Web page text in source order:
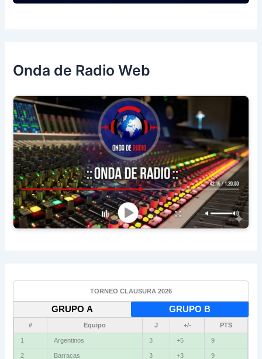
Onda de Radio Web
TORNEO CLAUSURA 2026
GRUPO A GRUPO B
# Equipo J +/- PTS
1 Argentinos 3 +5 9
2 Barracas 3 +3 9